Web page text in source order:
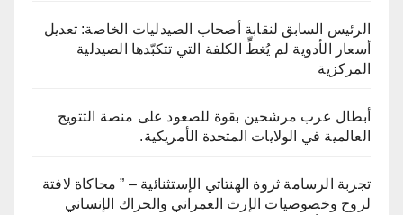
الرئيس السابق لنقابة أصحاب الصيدليات الخاصة: تعديل
أسعار الأدوية لم يُغطِّ الكلفة التي تتكبّدها الصيدلية
المركزية
أبطال عرب مرشحين بقوة للصعود على منصة التتويج
العالمية في الولايات المتحدة الأمريكية.
تجربة الرسامة ثروة الهنتاتي الإستثنائية – ” محاكاة لافتة
لروح وخصوصيات الإرث العمراني والحراك الإنساني